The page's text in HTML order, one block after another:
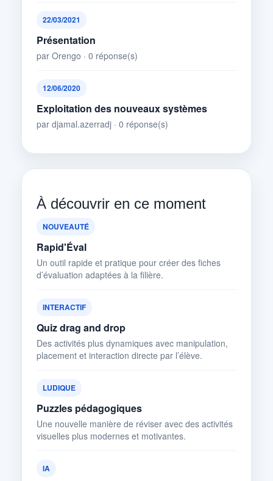
22/03/2021
Présentation
par Orengo · 0 réponse(s)
12/06/2020
Exploitation des nouveaux systèmes
par djamal.azerradj · 0 réponse(s)
À découvrir en ce moment
NOUVEAUTÉ
Rapid'Éval
Un outil rapide et pratique pour créer des fiches
d’évaluation adaptées à la filière.
INTERACTIF
Quiz drag and drop
Des activités plus dynamiques avec manipulation,
placement et interaction directe par l’élève.
LUDIQUE
Puzzles pédagogiques
Une nouvelle manière de réviser avec des activités
visuelles plus modernes et motivantes.
IA